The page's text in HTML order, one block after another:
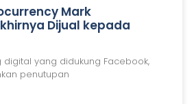
Mark
Dijual kepada
digital yang didukung Facebook,
penutupan